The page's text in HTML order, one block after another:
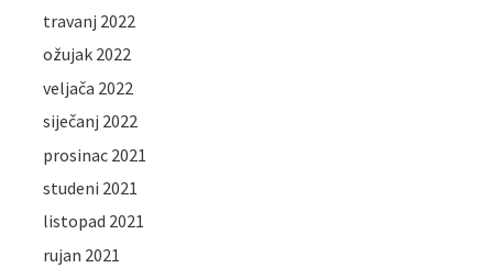
travanj 2022
ožujak 2022
veljača 2022
siječanj 2022
prosinac 2021
studeni 2021
listopad 2021
rujan 2021